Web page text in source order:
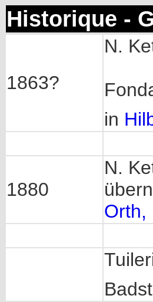
Historique -
1863?
N.
in
1880
N.
Orth,